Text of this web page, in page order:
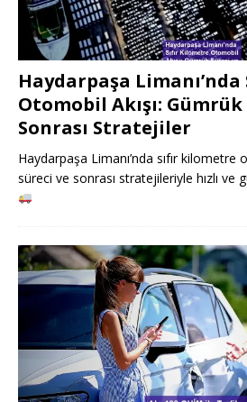
Haydarpaşa
Otomobil Akışı: Gümrük
Sonrası Stratejiler
Haydarpaşa Limanı’nda sıfır kilometre
süreci ve sonrası stratejileriyle hızlı ve